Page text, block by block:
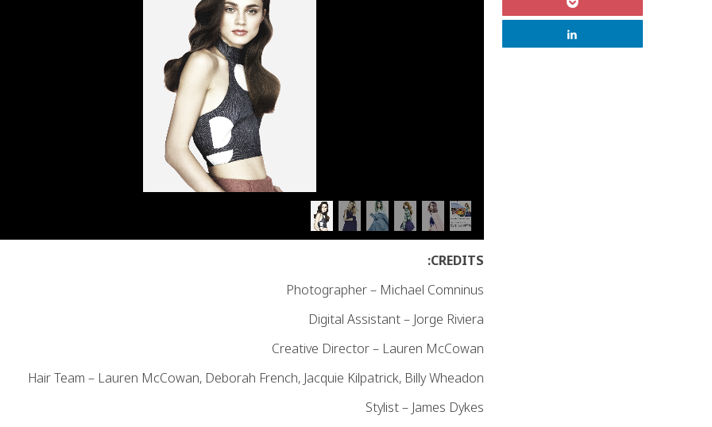
CREDITS:
Photographer – Michael Comninus
Digital Assistant – Jorge Riviera
Creative Director – Lauren McCowan
Hair Team – Lauren McCowan, Deborah French, Jacquie Kilpatrick, Billy Wheadon
Stylist – James Dykes